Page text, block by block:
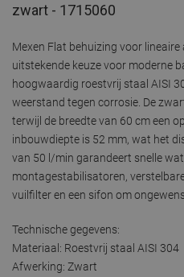
zwart - 1715060
Mexen Flat behuizing voor
uitstekende keuze voor moderne
hoogwaardig roestvrij staal AISI
weerstand tegen corrosie. De
terwijl de breedte van 60 cm een
inbouwdiepte is 52 mm, wat het
van 50 l/min garandeert snelle
montagestabilisatoren,
vuilfilter en een sifon om
Technische gegevens:
Materiaal: Roestvrij staal AISI 304
Afwerking: Zwart